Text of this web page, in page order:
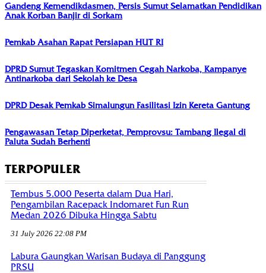
Gandeng Kemendikdasmen, Persis Sumut Selamatkan Pendidikan
Anak Korban Banjir di Sorkam
Pemkab Asahan Rapat Persiapan HUT RI
DPRD Sumut Tegaskan Komitmen Cegah Narkoba, Kampanye
Antinarkoba dari Sekolah ke Desa
DPRD Desak Pemkab Simalungun Fasilitasi Izin Kereta Gantung
Pengawasan Tetap Diperketat, Pemprovsu: Tambang Ilegal di
Paluta Sudah Berhenti
TERPOPULER
Tembus 5.000 Peserta dalam Dua Hari,
Pengambilan Racepack Indomaret Fun Run
Medan 2026 Dibuka Hingga Sabtu
31 July 2026 22:08 PM
Labura Gaungkan Warisan Budaya di Panggung
PRSU